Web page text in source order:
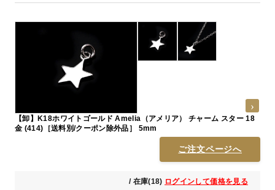
【卸】K18ホワイトゴールド Amelia（アメリア） チャーム スター 18
金 (414)［送料別/クーポン除外品］ 5mm
ご注文ページへ
/ 在庫(18) ログインして価格を見る